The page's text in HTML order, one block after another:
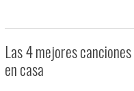
Las 4 mejores
en casa